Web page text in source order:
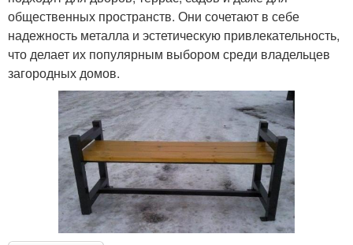
общественных пространств. Они сочетают в себе
надежность металла и эстетическую привлекательность,
что делает их популярным выбором среди владельцев
загородных домов.